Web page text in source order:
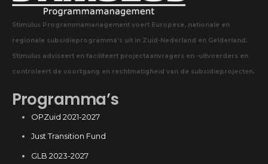
Stimulus Programmamanagement voert Europese, nationale en
regionale subsidieprogramma’s uit in Zuid-Nederland en Gelderland.
Stimulus adviseert en faciliteert projectaanvragers en -uitvoerders en
controleert de voortgang en rechtmatigheid van de subsidieprojecten.
Programma’s
OPZuid 2021-2027
Just Transition Fund
GLB 2023-2027